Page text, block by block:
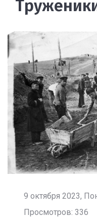
9 октября 2023,
Просмотров: 336